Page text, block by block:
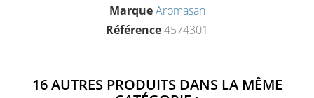
Marque Aromasan
Référence4574301
16 AUTRES PRODUITS DANS LA MÊME